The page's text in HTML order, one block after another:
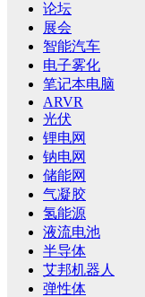
论坛
展会
智能汽车
电子雾化
笔记本电脑
ARVR
光伏
锂电网
钠电网
储能网
气凝胶
氢能源
液流电池
半导体
艾邦机器人
弹性体